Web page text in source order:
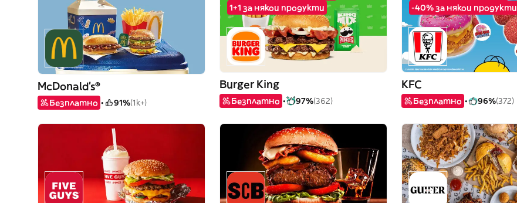
McDonald's®
Безплатно 91%(1k+)
1+1 за някои продукти
Burger King
Безплатно 97%(362)
-40% за някои продукти
KFC
Безплатно 96%(372)